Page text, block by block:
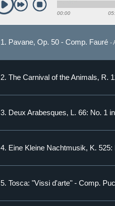
00:00
1. Pavane, Op. 50 - Comp. Fauré -
2. The Carnival of the Animals, R.
3. Deux Arabesques, L. 66: No. 1
4. Eine Kleine Nachtmusik, K.
5. Tosca: "Vissi d'arte" - Comp.